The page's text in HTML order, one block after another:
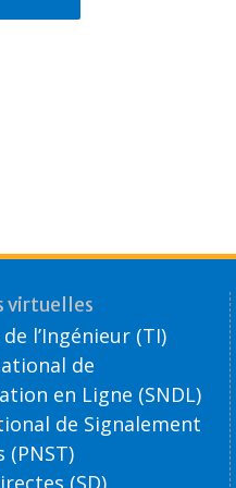
virtuelles
l’Ingénieur (TI)
de
en Ligne (SNDL)
de Signalement
(PNST)
(SD)